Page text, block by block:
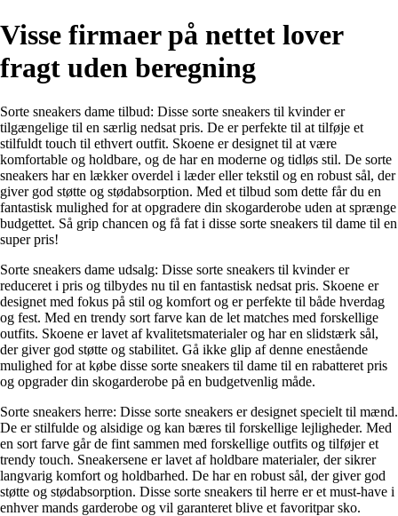
Visse firmaer på nettet lover
fragt uden beregning
Sorte sneakers dame tilbud: Disse sorte sneakers til kvinder er
tilgængelige til en særlig nedsat pris. De er perfekte til at tilføje et
stilfuldt touch til ethvert outfit. Skoene er designet til at være
komfortable og holdbare, og de har en moderne og tidløs stil. De sorte
sneakers har en lækker overdel i læder eller tekstil og en robust sål, der
giver god støtte og stødabsorption. Med et tilbud som dette får du en
fantastisk mulighed for at opgradere din skogarderobe uden at sprænge
budgettet. Så grip chancen og få fat i disse sorte sneakers til dame til en
super pris!
Sorte sneakers dame udsalg: Disse sorte sneakers til kvinder er
reduceret i pris og tilbydes nu til en fantastisk nedsat pris. Skoene er
designet med fokus på stil og komfort og er perfekte til både hverdag
og fest. Med en trendy sort farve kan de let matches med forskellige
outfits. Skoene er lavet af kvalitetsmaterialer og har en slidstærk sål,
der giver god støtte og stabilitet. Gå ikke glip af denne enestående
mulighed for at købe disse sorte sneakers til dame til en rabatteret pris
og opgrader din skogarderobe på en budgetvenlig måde.
Sorte sneakers herre: Disse sorte sneakers er designet specielt til mænd.
De er stilfulde og alsidige og kan bæres til forskellige lejligheder. Med
en sort farve går de fint sammen med forskellige outfits og tilføjer et
trendy touch. Sneakersene er lavet af holdbare materialer, der sikrer
langvarig komfort og holdbarhed. De har en robust sål, der giver god
støtte og stødabsorption. Disse sorte sneakers til herre er et must-have i
enhver mands garderobe og vil garanteret blive et favoritpar sko.